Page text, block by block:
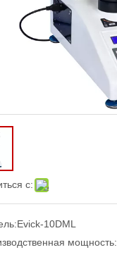
с:
Evick-10DML
мощность: